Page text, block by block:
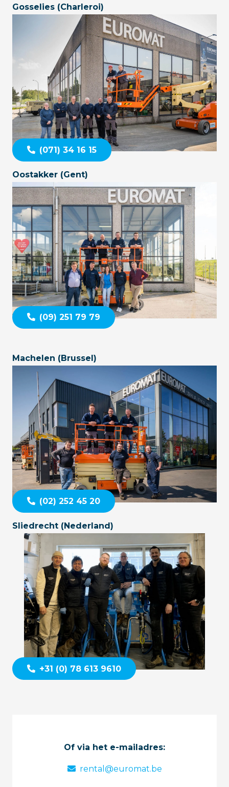
Gosselies (Charleroi)
(071) 34 16 15
Oostakker (Gent)
(09) 251 79 79
Machelen (Brussel)
(02) 252 45 20
Sliedrecht (Nederland)
+31 (0) 78 613 9610
Of via het e-mailadres:
rental@euromat.be